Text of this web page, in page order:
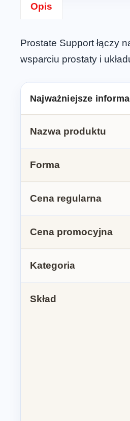
Opis
Prostate Support łączy
wsparciu prostaty i
Najważniejsze
Nazwa produktu
Forma
Cena regularna
Cena promocyjna
Kategoria
Skład